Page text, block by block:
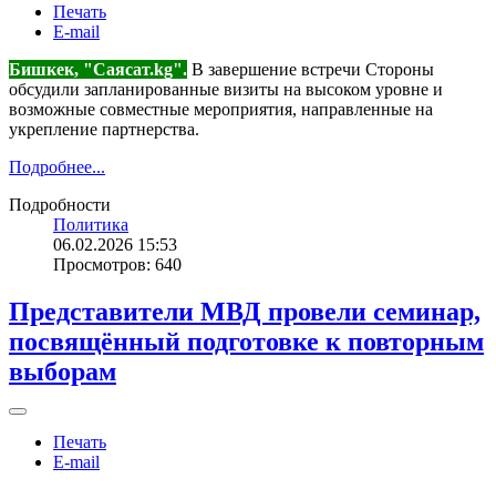
Печать
E-mail
Бишкек, "Саясат.kg". В завершение встречи Стороны
обсудили запланированные визиты на высоком уровне и
возможные совместные мероприятия, направленные на
укрепление партнерства.
Подробнее...
Подробности
Политика
06.02.2026 15:53
Просмотров: 640
Представители МВД провели семинар,
посвящённый подготовке к повторным
выборам
Печать
E-mail